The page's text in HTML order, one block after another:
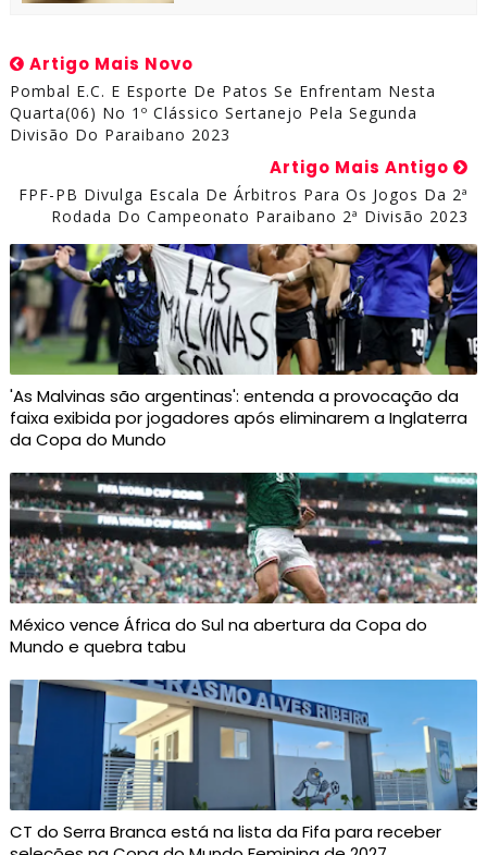
Artigo Mais Novo
Pombal E.C. E Esporte De Patos Se Enfrentam Nesta
Quarta(06) No 1º Clássico Sertanejo Pela Segunda
Divisão Do Paraibano 2023
Artigo Mais Antigo
FPF-PB Divulga Escala De Árbitros Para Os Jogos Da 2ª
Rodada Do Campeonato Paraibano 2ª Divisão 2023
'As Malvinas são argentinas': entenda a provocação da
faixa exibida por jogadores após eliminarem a Inglaterra
da Copa do Mundo
México vence África do Sul na abertura da Copa do
Mundo e quebra tabu
CT do Serra Branca está na lista da Fifa para receber